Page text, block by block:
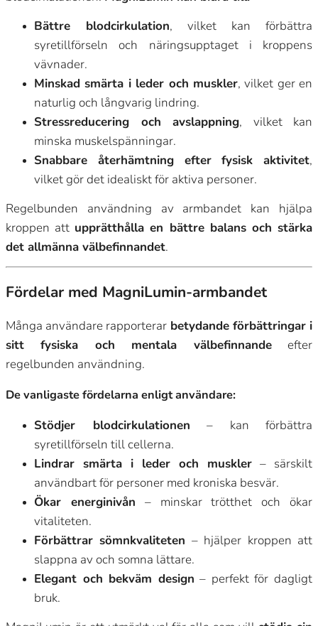
Bättre blodcirkulation, vilket kan förbättra
syretillförseln och näringsupptaget i kroppens
vävnader.
Minskad smärta i leder och muskler, vilket ger en
naturlig och långvarig lindring.
Stressreducering och avslappning, vilket kan
minska muskelspänningar.
Snabbare återhämtning efter fysisk aktivitet,
vilket gör det idealiskt för aktiva personer.
Regelbunden användning av armbandet kan hjälpa
kroppen att upprätthålla en bättre balans och stärka
det allmänna välbefinnandet.
Fördelar med MagniLumin-armbandet
Många användare rapporterar betydande förbättringar i
sitt fysiska och mentala välbefinnandeefter
regelbunden användning.
De vanligaste fördelarna enligt användare:
Stödjer blodcirkulationen – kan förbättra
syretillförseln till cellerna.
Lindrar smärta i leder och muskler – särskilt
användbart för personer med kroniska besvär.
Ökar energinivån – minskar trötthet och ökar
vitaliteten.
Förbättrar sömnkvaliteten – hjälper kroppen att
slappna av och somna lättare.
Elegant och bekväm design – perfekt för dagligt
bruk.